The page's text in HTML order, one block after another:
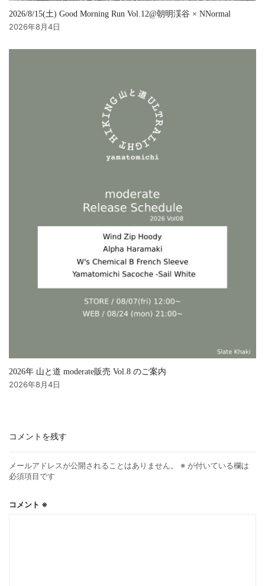
2026/8/15(土) Good Morning Run Vol.12@朝明渓谷 × NNormal
2026年8月4日
2026年 山と道 moderate販売 Vol.8 のご案内
2026年8月4日
コメントを残す
メールアドレスが公開されることはありません。 ※ が付いている欄は
必須項目です
コメント ※